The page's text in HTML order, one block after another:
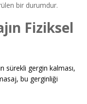
bir durumdur.
Fiziksel
sürekli gergin kalması,
bu gerginliği